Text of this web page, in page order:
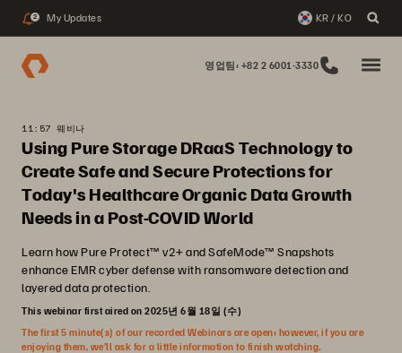
2 My Updates KR / KO
영업팀: +82 2 6001-3330
11:57 웨비나
Using Pure Storage DRaaS Technology to
Create Safe and Secure Protections for
Today's Healthcare Organic Data Growth
Needs in a Post-COVID World
Learn how Pure Protect™ v2+ and SafeMode™ Snapshots
enhance EMR cyber defense with ransomware detection and
layered data protection.
This webinar first aired on 2025년 6월 18일 (수)
The first 5 minute(s) of our recorded Webinars are open; however, if you are
enjoying them, we’ll ask for a little information to finish watching.